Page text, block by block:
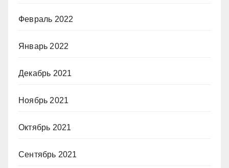
Февраль 2022
Январь 2022
Декабрь 2021
Ноябрь 2021
Октябрь 2021
Сентябрь 2021